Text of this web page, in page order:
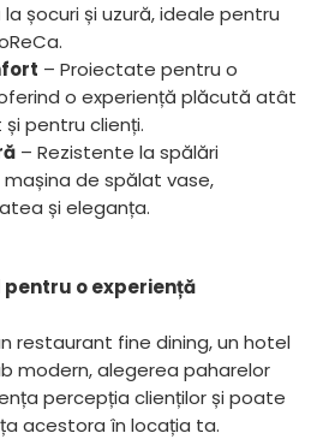
șocuri și uzură, ideale pentru
– Proiectate pentru o
o experiență plăcută atât
pentru clienți.
– Rezistente la spălări
de spălat vase,
și eleganța.
o experiență
restaurant fine dining, un hotel
modern, alegerea paharelor
percepția clienților și poate
acestora în locația ta.